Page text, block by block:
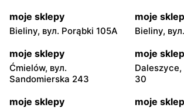
moje sklepy
Bieliny, вул. Porąbki 105A
moje
Bieliny,
moje sklepy
Ćmielów, вул.
Sandomierska 243
moje
Daleszyce,
30
moje sklepy moje